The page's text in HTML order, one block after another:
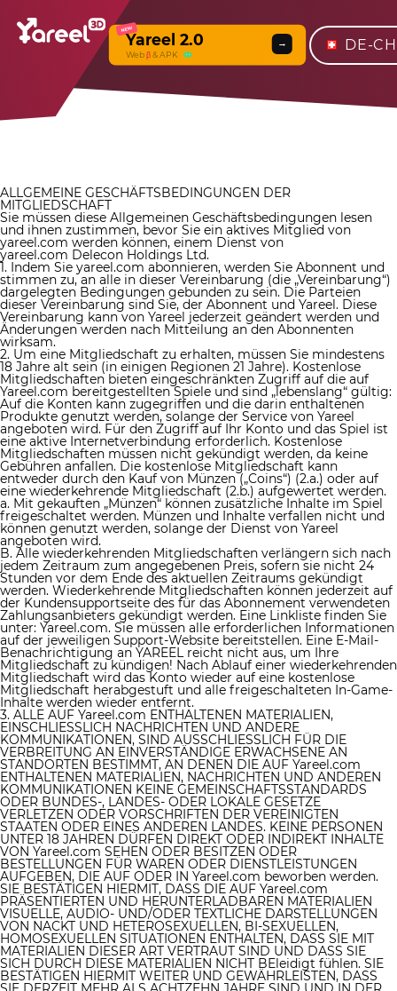
NEW
Yareel 2.0
Webβ & APK
→ DE-CH
ALLGEMEINE GESCHÄFTSBEDINGUNGEN DER
MITGLIEDSCHAFT
Sie müssen diese Allgemeinen Geschäftsbedingungen lesen
und ihnen zustimmen, bevor Sie ein aktives Mitglied von
yareel.com werden können, einem Dienst von
yareel.com Delecon Holdings Ltd.
1. Indem Sie yareel.com abonnieren, werden Sie Abonnent und
stimmen zu, an alle in dieser Vereinbarung (die „Vereinbarung“)
dargelegten Bedingungen gebunden zu sein. Die Parteien
dieser Vereinbarung sind Sie, der Abonnent und Yareel. Diese
Vereinbarung kann von Yareel jederzeit geändert werden und
Änderungen werden nach Mitteilung an den Abonnenten
wirksam.
2. Um eine Mitgliedschaft zu erhalten, müssen Sie mindestens
18 Jahre alt sein (in einigen Regionen 21 Jahre). Kostenlose
Mitgliedschaften bieten eingeschränkten Zugriff auf die auf
Yareel.com bereitgestellten Spiele und sind „lebenslang“ gültig:
Auf die Konten kann zugegriffen und die darin enthaltenen
Produkte genutzt werden, solange der Service von Yareel
angeboten wird. Für den Zugriff auf Ihr Konto und das Spiel ist
eine aktive Internetverbindung erforderlich. Kostenlose
Mitgliedschaften müssen nicht gekündigt werden, da keine
Gebühren anfallen. Die kostenlose Mitgliedschaft kann
entweder durch den Kauf von Münzen („Coins“) (2.a.) oder auf
eine wiederkehrende Mitgliedschaft (2.b.) aufgewertet werden.
a. Mit gekauften „Münzen“ können zusätzliche Inhalte im Spiel
freigeschaltet werden. Münzen und Inhalte verfallen nicht und
können genutzt werden, solange der Dienst von Yareel
angeboten wird.
B. Alle wiederkehrenden Mitgliedschaften verlängern sich nach
jedem Zeitraum zum angegebenen Preis, sofern sie nicht 24
Stunden vor dem Ende des aktuellen Zeitraums gekündigt
werden. Wiederkehrende Mitgliedschaften können jederzeit auf
der Kundensupportseite des für das Abonnement verwendeten
Zahlungsanbieters gekündigt werden. Eine Linkliste finden Sie
unter: Yareel.com. Sie müssen alle erforderlichen Informationen
auf der jeweiligen Support-Website bereitstellen. Eine E-Mail-
Benachrichtigung an YAREEL reicht nicht aus, um Ihre
Mitgliedschaft zu kündigen! Nach Ablauf einer wiederkehrenden
Mitgliedschaft wird das Konto wieder auf eine kostenlose
Mitgliedschaft herabgestuft und alle freigeschalteten In-Game-
Inhalte werden wieder entfernt.
3. ALLE AUF Yareel.com ENTHALTENEN MATERIALIEN,
EINSCHLIESSLICH NACHRICHTEN UND ANDERE
KOMMUNIKATIONEN, SIND AUSSCHLIESSLICH FÜR DIE
VERBREITUNG AN EINVERSTÄNDIGE ERWACHSENE AN
STANDORTEN BESTIMMT, AN DENEN DIE AUF Yareel.com
ENTHALTENEN MATERIALIEN, NACHRICHTEN UND ANDEREN
KOMMUNIKATIONEN KEINE GEMEINSCHAFTSSTANDARDS
ODER BUNDES-, LANDES- ODER LOKALE GESETZE
VERLETZEN ODER VORSCHRIFTEN DER VEREINIGTEN
STAATEN ODER EINES ANDEREN LANDES. KEINE PERSONEN
UNTER 18 JAHREN DÜRFEN DIREKT ODER INDIREKT INHALTE
VON Yareel.com SEHEN ODER BESITZEN ODER
BESTELLUNGEN FÜR WAREN ODER DIENSTLEISTUNGEN
AUFGEBEN, DIE AUF ODER IN Yareel.com beworben werden.
SIE BESTÄTIGEN HIERMIT, DASS DIE AUF Yareel.com
PRÄSENTIERTEN UND HERUNTERLADBAREN MATERIALIEN
VISUELLE, AUDIO- UND/ODER TEXTLICHE DARSTELLUNGEN
VON NACKT UND HETEROSEXUELLEN, BI-SEXUELLEN,
HOMOSEXUELLEN SITUATIONEN ENTHALTEN, DASS SIE MIT
MATERIALIEN DIESER ART VERTRAUT SIND UND DASS SIE
SICH DURCH DIESE MATERIALIEN NICHT BEleidigt fühlen. SIE
BESTÄTIGEN HIERMIT WEITER UND GEWÄHRLEISTEN, DASS